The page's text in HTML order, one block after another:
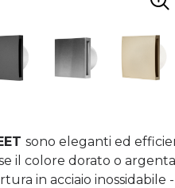
sono eleganti ed
il colore dorato o
in acciaio